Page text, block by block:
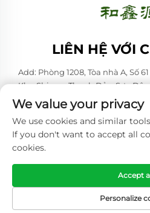
LIÊN HỆ VỚI
Add: Phòng 1208, Tòa nhà A, Số
Khu Shinan, Thanh Đảo, Sơn
ĐT:+86-53285879528
Email: [email protected]
Bản quyền © 2026 Qingdao
được bảo lưu. -
We value your privacy
We use cookies and similar
If you don't want to accept all
cookies.
Personalize
Accept